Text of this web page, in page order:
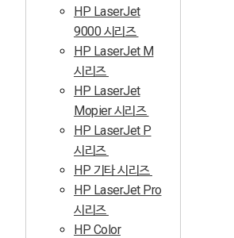
HP LaserJet
9000 시리즈
HP LaserJet M
시리즈
HP LaserJet
Mopier 시리즈
HP LaserJet P
시리즈
HP 기타 시리즈
HP LaserJet Pro
시리즈
HP Color